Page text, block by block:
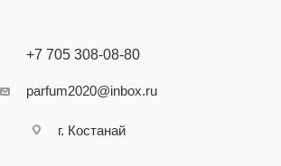
+7 705 308-08-80
parfum2020@inbox.ru
г. Костанай